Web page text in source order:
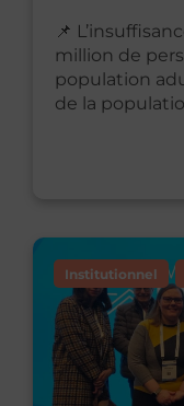
📌
million de
population
de la
Institutionnel